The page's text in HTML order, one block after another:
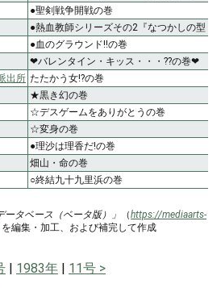
●聖剣戦争開戦の巻
●熱血教師シリーズその2『なつかしの型「
●血のグラウンド!!の巻
❤バレンタイン・キッス・・・??の巻❤
出所 たたかう女!?の巻
★黒き幻の巻
☆デスゲームをありがとうの巻
☆変身の巻
●理沙は理香だ!の巻
畑山・命の巻
○終結九十九里浜の巻
ータベース（ベータ版）」 （https://mediaarts-
編集・加工、および補完して作成
1983年 11号